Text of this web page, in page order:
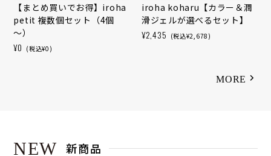
【まとめ買いで​お得】iroha
petit 複数個セット​（4個
～）
¥0 (税込¥0)
iroha koharu【カラー＆潤
滑ジェルが選べるセット】
¥2,435 (税込¥2,678)
MORE
NEW 新商品